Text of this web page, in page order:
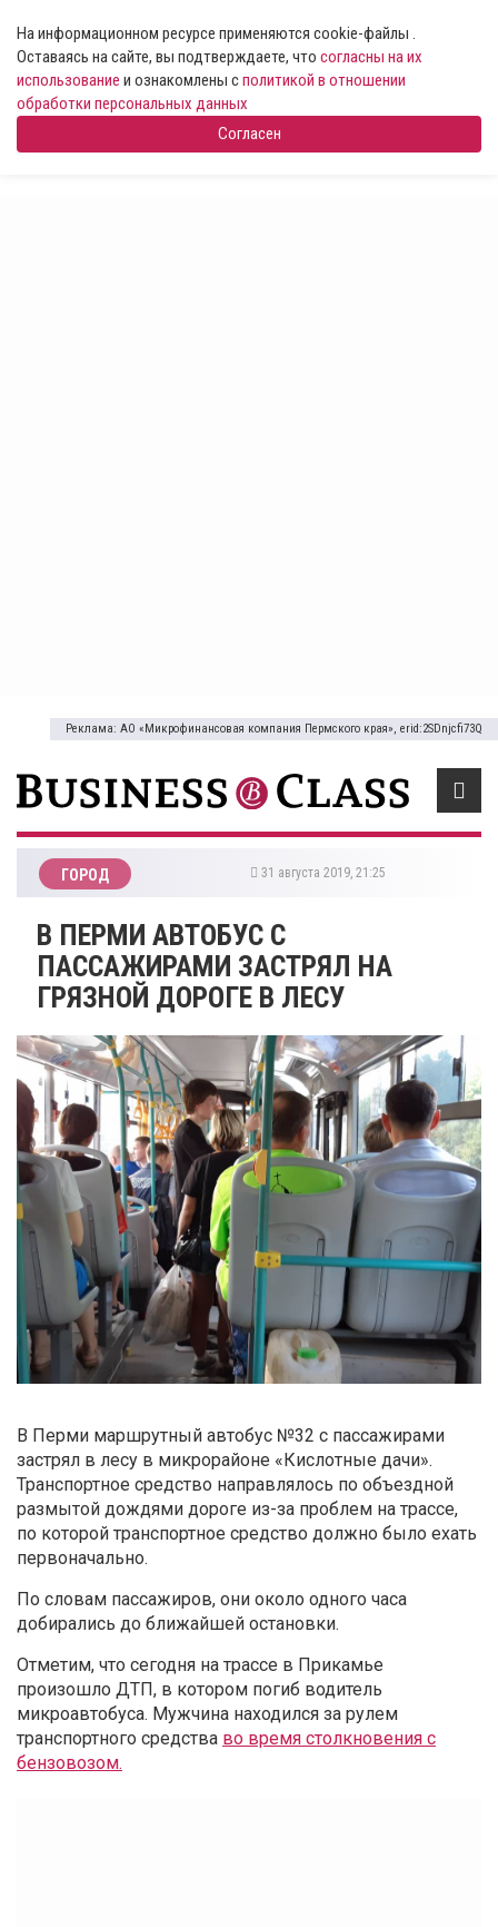
На информационном ресурсе применяются cookie-файлы .
Оставаясь на сайте, вы подтверждаете, что согласны на их
использование и ознакомлены сполитикой в отношении
обработки персональных данных
Согласен
Реклама: АО «Микрофинансовая компания Пермского края», erid:2SDnjcfi73Q
ГОРОД 31 августа 2019, 21:25
В ПЕРМИ АВТОБУС С
ПАССАЖИРАМИ ЗАСТРЯЛ НА
ГРЯЗНОЙ ДОРОГЕ В ЛЕСУ
В Перми маршрутный автобус №32 с пассажирами
застрял в лесу в микрорайоне «Кислотные дачи».
Транспортное средство направлялось по объездной
размытой дождями дороге из-за проблем на трассе,
по которой транспортное средство должно было ехать
первоначально.
По словам пассажиров, они около одного часа
добирались до ближайшей остановки.
Отметим, что сегодня на трассе в Прикамье
произошло ДТП, в котором погиб водитель
микроавтобуса. Мужчина находился за рулем
транспортного средства во время столкновения с
бензовозом.